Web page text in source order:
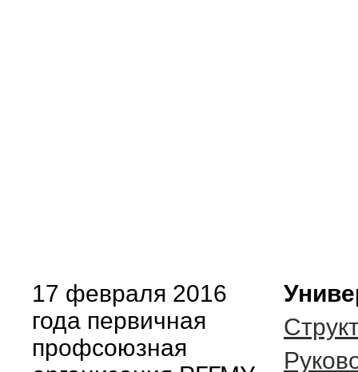
17 февраля 2016
года первичная
профсоюзная